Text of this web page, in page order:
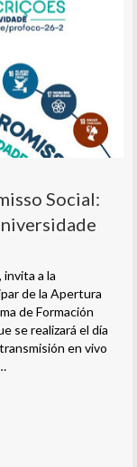
Social:
a la
de la Apertura
de Formación
se realizará el día
en vivo